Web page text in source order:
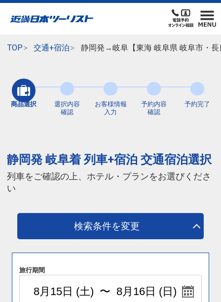
TOP 交通+宿泊 静岡発→岐阜【東海 岐阜県 岐阜市・
商品選択
選択内容
確認
お客様情報
入力
予約内容
確認
予約完了
静岡発 岐阜着 列車+宿泊 交通宿泊選択
列車をご確認の上、ホテル・プランをお選びくださ
い
検索条件を変更
旅行期間